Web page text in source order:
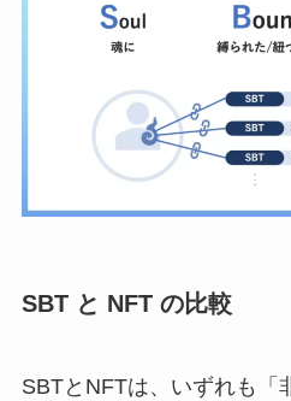
SBT と NFT の比較
SBTとNFTは、いずれも「